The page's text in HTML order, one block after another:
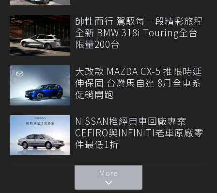
帥性而行 駕馭每一段精彩旅程
全新 BMW 318i Touring全台
限量200台
大改款 MAZDA CX-5 推限時延
伸保固 台灣馬自達 8月全車系
促銷開跑
NISSAN推經典車回廠專案
CEFIRO與INFINITI老車原廠零
件最低1折
More